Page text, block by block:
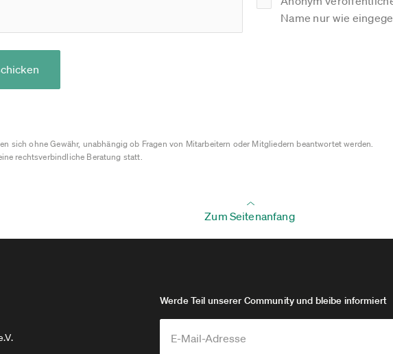
Name nur wie
sich ohne Gewähr, unabhängig ob Fragen von Mitarbeitern oder Mitgliedern beantwortet werden.
rechtsverbindliche Beratung statt.
Zum Seitenanfang
Werde Teil unserer Community und bleibe informiert